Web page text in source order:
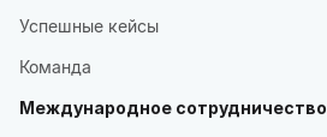
Успешные кейсы
Команда
Международное сотрудничество